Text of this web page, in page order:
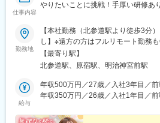
仕事内容
やりたいことに挑戦！手厚い研修あり
勤務地
【本社勤務（北参道駅より徒歩3分
し】※遠方の方はフルリモート勤務
す！※研修は本社（東京）にて実施■
51-10 PORTALPOINT HARAJUKU
線「千駄ヶ谷駅」より徒歩8分・都
出口より徒歩8分＝＝＝＝＝＝＝＝
越し支援・家賃補助などをサポー
【最寄り駅】
北参道駅、原宿駅、明治神宮前駅
給与
年収500万円／27歳／入社3年目／
年収350万円／26歳／入社1年目／